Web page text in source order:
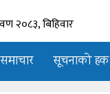
समाचार सूचनाको हक